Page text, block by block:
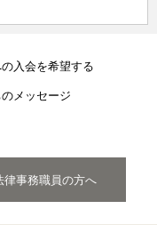
入会を希望する
メッセージ
律事務職員の方へ